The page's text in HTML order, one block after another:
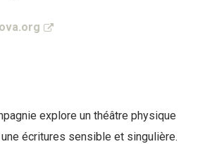
explore un théâtre physique
écritures sensible et singulière.